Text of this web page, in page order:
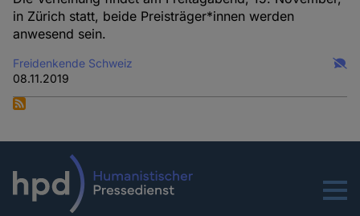
in Zürich statt, beide Preisträger*innen werden
anwesend sein.
Freidenkende Schweiz
08.11.2019
Menu